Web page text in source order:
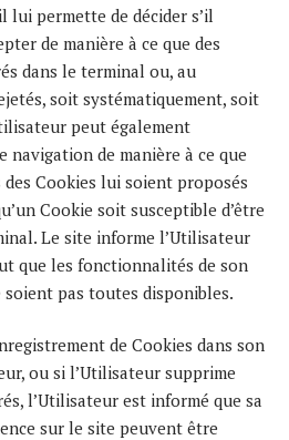
lui permette de décider s’il
de manière à ce que des
dans le terminal ou, au
soit systématiquement, soit
peut également
navigation de manière à ce que
Cookies lui soient proposés
Cookie soit susceptible d’être
Le site informe l’Utilisateur
que les fonctionnalités de son
pas toutes disponibles.
de Cookies dans son
ou si l’Utilisateur supprime
l’Utilisateur est informé que sa
sur le site peuvent être